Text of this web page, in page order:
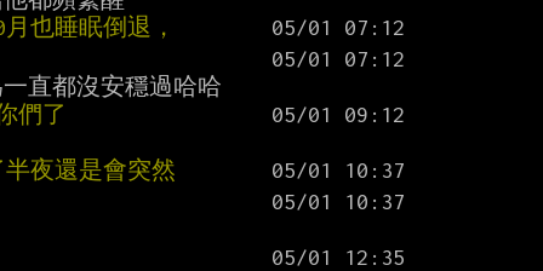
也睡眠倒退，
們了
夜還是會突然